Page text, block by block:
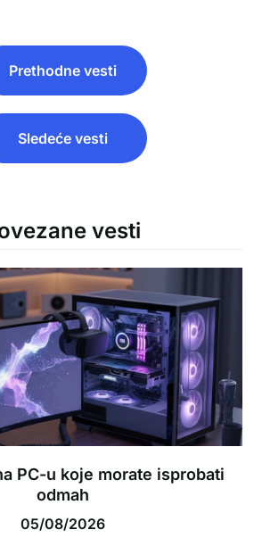
Prethodne vesti
Sledeće vesti
vesti
PC-u koje morate isprobati
odmah
05/08/2026